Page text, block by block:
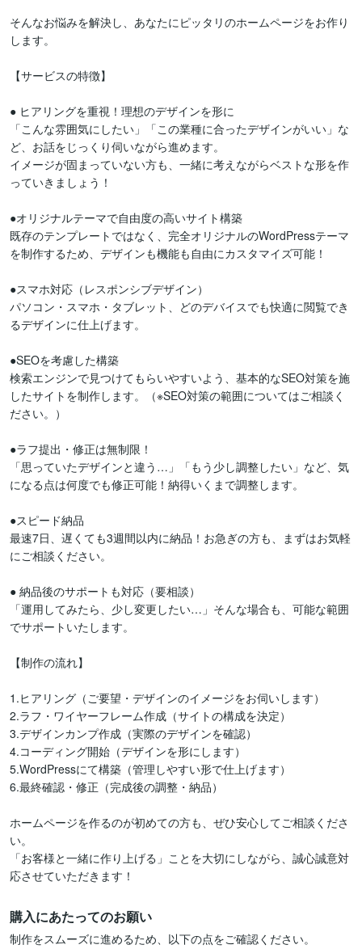
そんなお悩みを解決し、あなたにピッタリのホームページをお作り
します。
【サービスの特徴】
● ヒアリングを重視！理想のデザインを形に
「こんな雰囲気にしたい」「この業種に合ったデザインがいい」な
ど、お話をじっくり伺いながら進めます。
イメージが固まっていない方も、一緒に考えながらベストな形を作
っていきましょう！
●オリジナルテーマで自由度の高いサイト構築
既存のテンプレートではなく、完全オリジナルのWordPressテーマ
を制作するため、デザインも機能も自由にカスタマイズ可能！
●スマホ対応（レスポンシブデザイン）
パソコン・スマホ・タブレット、どのデバイスでも快適に閲覧でき
るデザインに仕上げます。
●SEOを考慮した構築
検索エンジンで見つけてもらいやすいよう、基本的なSEO対策を施
したサイトを制作します。（※SEO対策の範囲についてはご相談く
ださい。）
●ラフ提出・修正は無制限！
「思っていたデザインと違う…」「もう少し調整したい」など、気
になる点は何度でも修正可能！納得いくまで調整します。
●スピード納品
最速7日、遅くても3週間以内に納品！お急ぎの方も、まずはお気軽
にご相談ください。
● 納品後のサポートも対応（要相談）
「運用してみたら、少し変更したい…」そんな場合も、可能な範囲
でサポートいたします。
【制作の流れ】
1.ヒアリング（ご要望・デザインのイメージをお伺いします）
2.ラフ・ワイヤーフレーム作成（サイトの構成を決定）
3.デザインカンプ作成（実際のデザインを確認）
4.コーディング開始（デザインを形にします）
5.WordPressにて構築（管理しやすい形で仕上げます）
6.最終確認・修正（完成後の調整・納品）
ホームページを作るのが初めての方も、ぜひ安心してご相談くださ
い。
「お客様と一緒に作り上げる」ことを大切にしながら、誠心誠意対
応させていただきます！
購入にあたってのお願い
制作をスムーズに進めるため、以下の点をご確認ください。